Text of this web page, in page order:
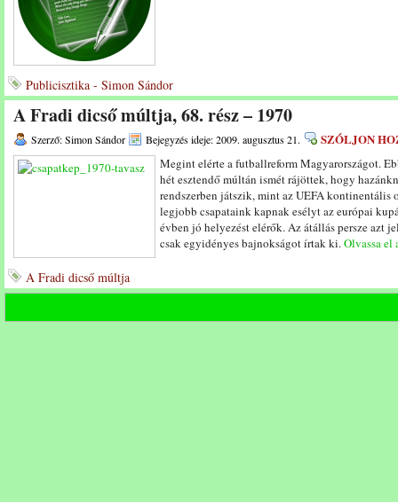
Publicisztika - Simon Sándor
A Fradi dicső múltja, 68. rész – 1970
Szerző: Simon Sándor Bejegyzés ideje: 2009. augusztus 21. SZÓLJON
Megint elérte a futballreform Magyarországot.
hét esztendő múltán ismét rájöttek, hogy
rendszerben játszik, mint az UEFA kontinentális
legjobb csapataink kapnak esélyt az európai
évben jó helyezést elérők. Az átállás persze azt
csak egyidényes bajnokságot írtak ki.Olvassa el
A Fradi dicső múltja